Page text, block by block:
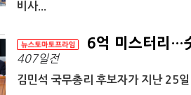
비사...
6억 미스터리…
407일전
김민석 국무총리 후보자가 지난 25